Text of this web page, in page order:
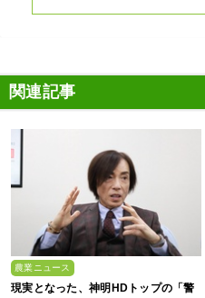
関連記事
農業ニュース
現実となった、神明HDトップの「警